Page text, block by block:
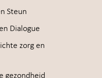
Steun
Dialogue
zorg en
gezondheid